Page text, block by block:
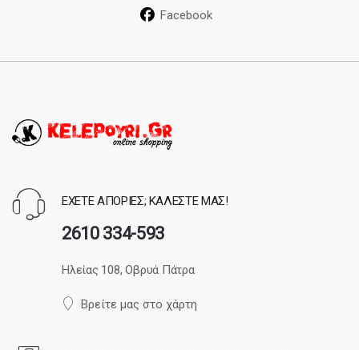
Facebook
ΕΧΕΤΕ ΑΠΟΡΙΕΣ; ΚΑΛΕΣΤΕ ΜΑΣ!
2610 334-593
Ηλείας 108, Οβρυά Πάτρα
Βρείτε μας στο χάρτη